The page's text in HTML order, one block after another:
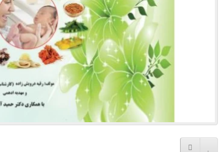
افزودن به لیست دلخواه